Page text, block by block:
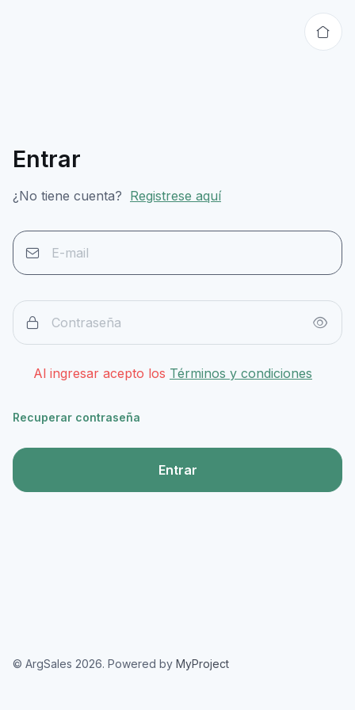
Entrar
¿No tiene cuenta? Registrese aquí
Al ingresar acepto los Términos y condiciones
Recuperar contraseña
Entrar
© ArgSales 2026. Powered by MyProject